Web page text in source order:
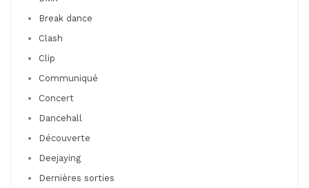
Break dance
Clash
Clip
Communiqué
Concert
Dancehall
Découverte
Deejaying
Dernières sorties